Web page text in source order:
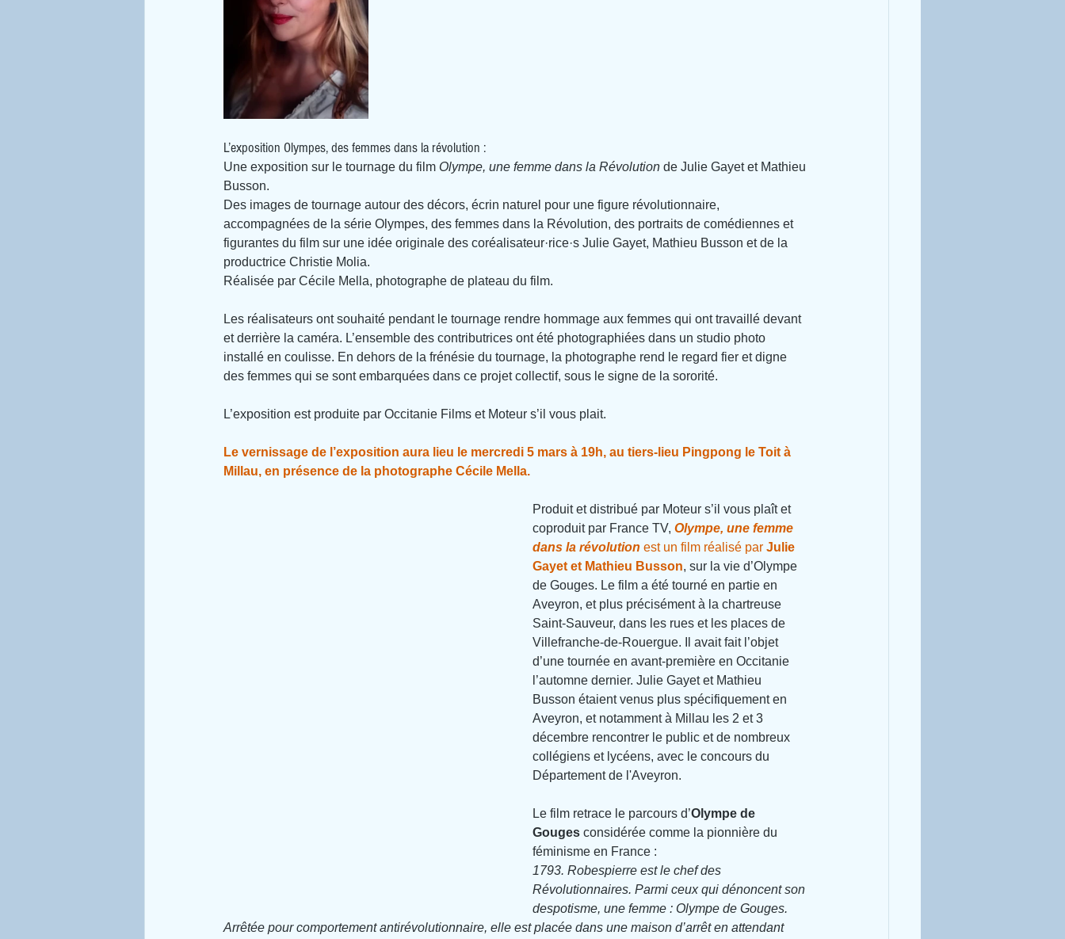
L’exposition Olympes, des femmes dans la révolution :
Une exposition sur le tournage du film Olympe, une femme dans la Révolution de Julie Gayet et Mathieu
Busson.
Des images de tournage autour des décors, écrin naturel pour une figure révolutionnaire,
accompagnées de la série Olympes, des femmes dans la Révolution, des portraits de comédiennes et
figurantes du film sur une idée originale des coréalisateur·rice·s Julie Gayet, Mathieu Busson et de la
productrice Christie Molia.
Réalisée par Cécile Mella, photographe de plateau du film.
Les réalisateurs ont souhaité pendant le tournage rendre hommage aux femmes qui ont travaillé devant
et derrière la caméra. L’ensemble des contributrices ont été photographiées dans un studio photo
installé en coulisse. En dehors de la frénésie du tournage, la photographe rend le regard fier et digne
des femmes qui se sont embarquées dans ce projet collectif, sous le signe de la sororité.
L’exposition est produite par Occitanie Films et Moteur s’il vous plait.
Le vernissage de l’exposition aura lieu le mercredi 5 mars à 19h, au tiers-lieu Pingpong le Toit à
Millau, en présence de la photographe Cécile Mella.
Produit et distribué par Moteur s’il vous plaît et
coproduit par France TV, Olympe, une femme
dans la révolution est un film réalisé par Julie
Gayet et Mathieu Busson, sur la vie d’Olympe
de Gouges. Le film a été tourné en partie en
Aveyron, et plus précisément à la chartreuse
Saint-Sauveur, dans les rues et les places de
Villefranche-de-Rouergue. Il avait fait l’objet
d’une tournée en avant-première en Occitanie
l’automne dernier. Julie Gayet et Mathieu
Busson étaient venus plus spécifiquement en
Aveyron, et notamment à Millau les 2 et 3
décembre rencontrer le public et de nombreux
collégiens et lycéens, avec le concours du
Département de l'Aveyron.
Le film retrace le parcours d’Olympe de
Gouges considérée comme la pionnière du
féminisme en France :
1793. Robespierre est le chef des
Révolutionnaires. Parmi ceux qui dénoncent son
despotisme, une femme : Olympe de Gouges.
Arrêtée pour comportement antirévolutionnaire, elle est placée dans une maison d’arrêt en attendant